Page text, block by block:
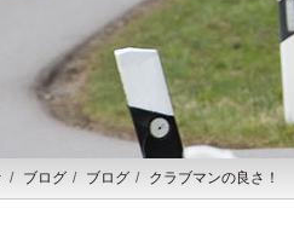
ブログ ブログ クラブマンの良さ！